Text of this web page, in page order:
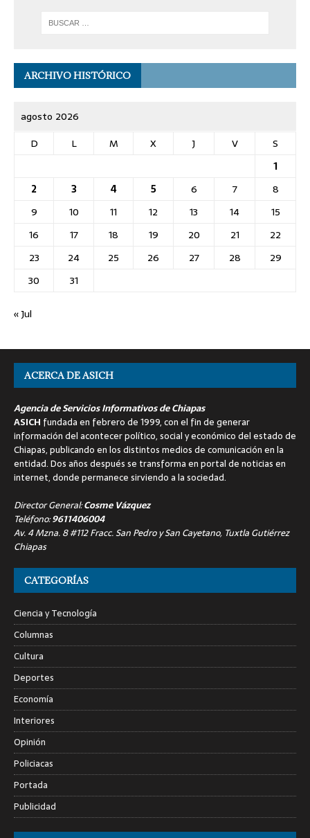
ARCHIVO HISTÓRICO
agosto 2026
D
L M X J V
S
1
2
3 4 5 6 7
8
9
10 11 12 13 14
15
16
17 18 19 20 21
22
23
24 25 26 27 28
29
30
31
« Jul
ACERCA DE ASICH
Agencia de Servicios Informativos de Chiapas
ASICH fundada en febrero de 1999, con el fin de generar
información del acontecer político, social y económico del estado de
Chiapas, publicando en los distintos medios de comunicación en la
entidad. Dos años después se transforma en portal de noticias en
internet, donde permanece sirviendo a la sociedad.
Director General:Cosme Vázquez
Teléfono:9611406004
Av. 4 Mzna. 8 #112 Fracc. San Pedro y San Cayetano, Tuxtla Gutiérrez
Chiapas
CATEGORÍAS
Ciencia y Tecnología
Columnas
Cultura
Deportes
Economía
Interiores
Opinión
Policiacas
Portada
Publicidad